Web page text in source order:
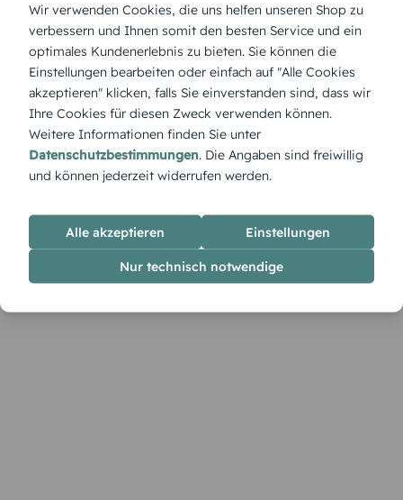
„Vintage Laterne“ strahlt Behaglichkeit und warme
Lichtstimmung aus – eine perfekte Ballonkarte für
spätsommerliche oder abendliche Hochzeiten mit
lichterfülltem Ambiente.
Wir verwenden Cookies, die uns helfen unseren Shop zu
verbessern und Ihnen somit den besten Service und ein
optimales Kundenerlebnis zu bieten. Sie können die
Einstellungen bearbeiten oder einfach auf "Alle Cookies
akzeptieren" klicken, falls Sie einverstanden sind, dass wir
Ihre Cookies für diesen Zweck verwenden können.
Weitere Informationen finden Sie unter
Datenschutzbestimmungen. Die Angaben sind freiwillig
und können jederzeit widerrufen werden.
Alle akzeptieren Einstellungen
Nur technisch notwendige